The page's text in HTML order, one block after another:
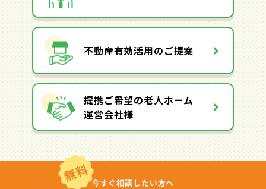
不動産有効活用のご提案
提携ご希望の老人ホーム
運営会社様
無料 今すぐ相談したい方へ